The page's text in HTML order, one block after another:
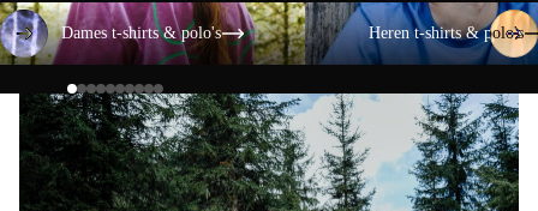
Dames t-shirts & polo's
Dames t-shirts & polo's
Heren t-shirts & polo's
Heren t-shirts & polo's